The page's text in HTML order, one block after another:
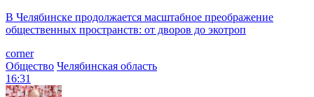
В Челябинске продолжается масштабное преображение
общественных пространств: от дворов до экотроп
corner
Общество Челябинская область
16:31